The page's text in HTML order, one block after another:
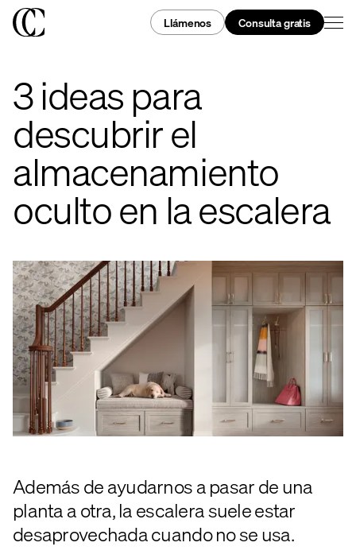
Llámenos Consulta gratis
3 ideas para
descubrir el
almacenamiento
oculto en la escalera
Además de ayudarnos a pasar de una
planta a otra, la escalera suele estar
desaprovechada cuando no se usa.